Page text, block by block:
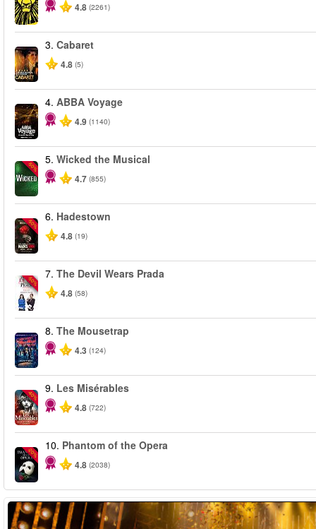
4.8 (2261)
3. Cabaret
4.8 (5)
4. ABBA Voyage
4.9 (1140)
-50%
5. Wicked the Musical
4.7 (855)
-50%
6. Hadestown
4.8 (19)
-50%
7. The Devil Wears Prada
4.8 (58)
8. The Mousetrap
4.3 (124)
-40%
9. Les Misérables
4.8 (722)
-20%
10. Phantom of the Opera
4.8 (2038)